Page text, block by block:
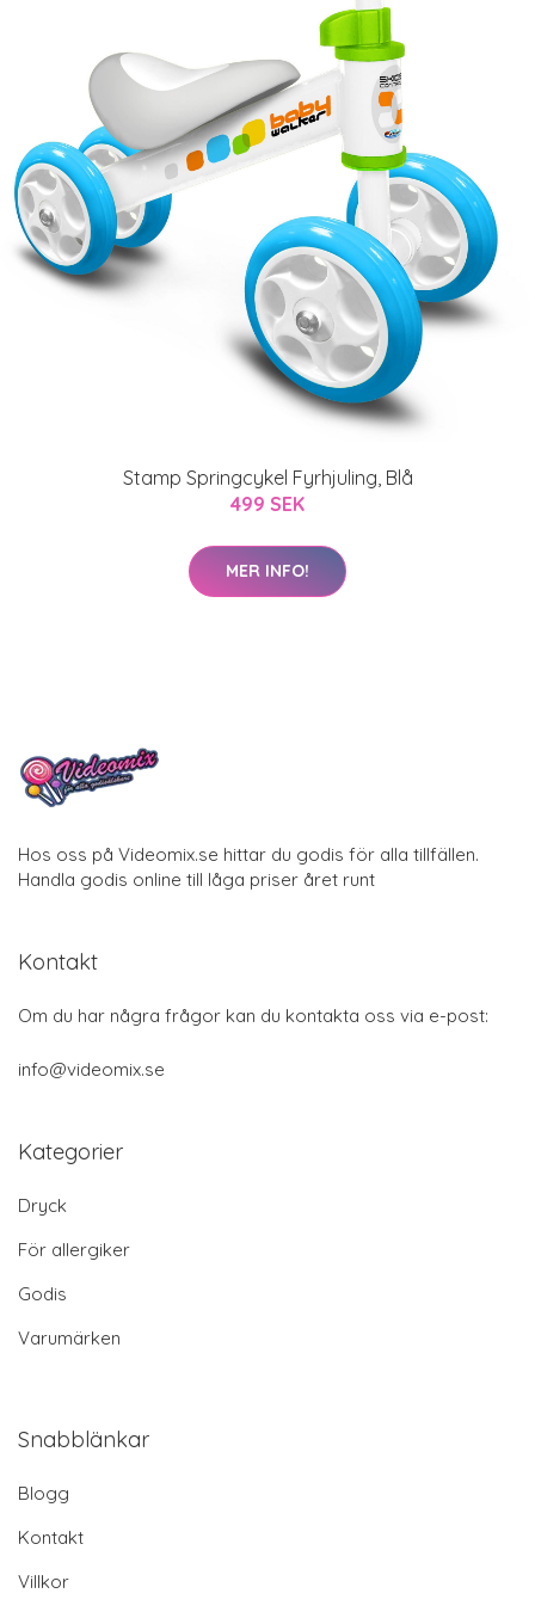
Stamp Springcykel Fyrhjuling, Blå
499 SEK
MER INFO!
Hos oss på Videomix.se hittar du godis för alla tillfällen.
Handla godis online till låga priser året runt
Kontakt
Om du har några frågor kan du kontakta oss via e-post:
info@videomix.se
Kategorier
Dryck
För allergiker
Godis
Varumärken
Snabblänkar
Blogg
Kontakt
Villkor